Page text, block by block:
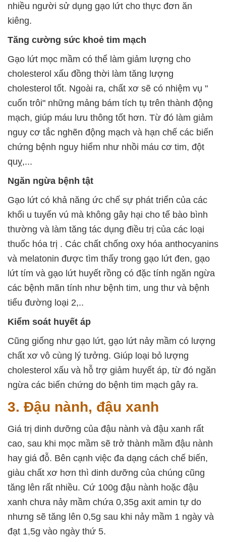
nhiều người sử dụng gạo lứt cho thực đơn ăn
kiêng.
Tăng cường sức khoẻ tim mạch
Gạo lứt mọc mầm có thể làm giảm lượng cho
cholesterol xấu đồng thời làm tăng lượng
cholesterol tốt. Ngoài ra, chất xơ sẽ có nhiệm vụ "
cuốn trôi" những mảng bám tích tụ trên thành động
mạch, giúp máu lưu thông tốt hơn. Từ đó làm giảm
nguy cơ tắc nghẽn động mạch và hạn chế các biến
chứng bệnh nguy hiểm như nhồi máu cơ tim, đột
quỵ,...
Ngăn ngừa bệnh tật
Gạo lứt có khả năng ức chế sự phát triển của các
khối u tuyến vú mà không gây hại cho tế bào bình
thường và làm tăng tác dụng điều trị của các loại
thuốc hóa trị . Các chất chống oxy hóa anthocyanins
và melatonin được tìm thấy trong gạo lứt đen, gạo
lứt tím và gạo lứt huyết rồng có đặc tính ngăn ngừa
các bệnh mãn tính như bệnh tim, ung thư và bệnh
tiểu đường loại 2,..
Kiểm soát huyết áp
Cũng giống như gạo lứt, gạo lứt nảy mầm có lượng
chất xơ vô cùng lý tưởng. Giúp loại bỏ lượng
cholesterol xấu và hỗ trợ giảm huyết áp, từ đó ngăn
ngừa các biến chứng do bệnh tim mạch gây ra.
3. Đậu nành, đậu xanh
Giá trị dinh dưỡng của đậu nành và đậu xanh rất
cao, sau khi mọc mầm sẽ trở thành mầm đậu nành
hay giá đỗ. Bên cạnh việc đa dạng cách chế biến,
giàu chất xơ hơn thì dinh dưỡng của chúng cũng
tăng lên rất nhiều. Cứ 100g đậu nành hoặc đậu
xanh chưa nảy mầm chứa 0,35g axit amin tự do
nhưng sẽ tăng lên 0,5g sau khi nảy mầm 1 ngày và
đạt 1,5g vào ngày thứ 5.